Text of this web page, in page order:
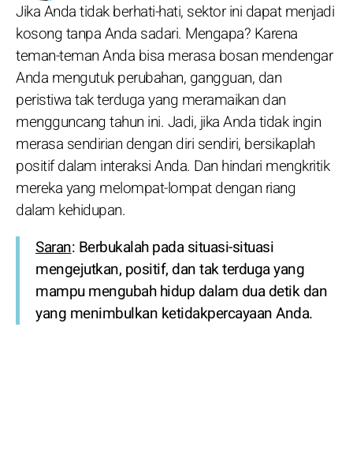
Jika Anda tidak berhati-hati, sektor ini dapat menjadi
kosong tanpa Anda sadari. Mengapa? Karena
teman-teman Anda bisa merasa bosan mendengar
Anda mengutuk perubahan, gangguan, dan
peristiwa tak terduga yang meramaikan dan
mengguncang tahun ini. Jadi, jika Anda tidak ingin
merasa sendirian dengan diri sendiri, bersikaplah
positif dalam interaksi Anda. Dan hindari mengkritik
mereka yang melompat-lompat dengan riang
dalam kehidupan.
Saran: Berbukalah pada situasi-situasi
mengejutkan, positif, dan tak terduga yang
mampu mengubah hidup dalam dua detik dan
yang menimbulkan ketidakpercayaan Anda.